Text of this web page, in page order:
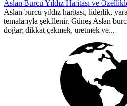
Aslan Burcu Yıldız Haritası ve
Aslan burcu yıldız haritası, liderlik,
temalarıyla şekillenir. Güneş Aslan
doğar; dikkat çekmek, üretmek ve...